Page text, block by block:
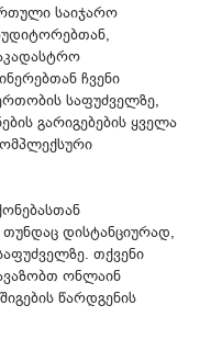
საიჯარო
ჩვენი
საფუძველზე,
გარიგებების ყველა
დისტანციურად,
თქვენი
ონლაინ
წარდგენის